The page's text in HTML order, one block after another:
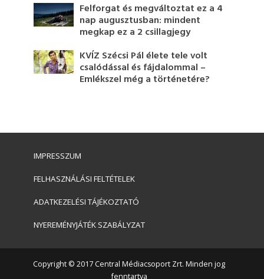
Felforgat és megváltoztat ez a 4
nap augusztusban: mindent
megkap ez a 2 csillagjegy
KVÍZ Szécsi Pál élete tele volt
csalódással és fájdalommal –
Emlékszel még a történetére?
IMPRESSZUM
FELHASZNÁLÁSI FELTÉTELEK
ADATKEZELÉSI TÁJÉKOZTATÓ
NYEREMÉNYJÁTÉK SZABÁLYZAT
Copyright © 2017 Central Médiacsoport Zrt. Minden jog
fenntartva